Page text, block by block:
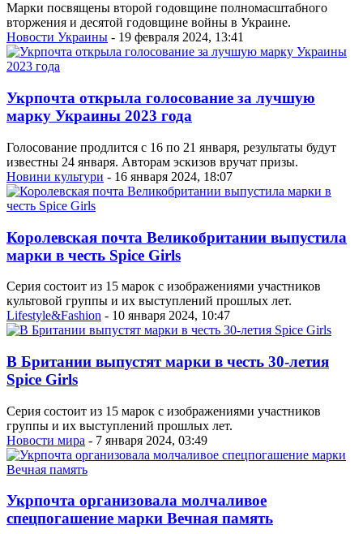
Марки посвящены второй годовщине полномасштабного
вторжения и десятой годовщине войны в Украине.
Новости Украины - 19 февраля 2024, 13:41
Укрпочта открыла голосование за лучшую
марку Украины 2023 года
Голосование продлится с 16 по 21 января, результаты будут
известны 24 января. Авторам эскизов вручат призы.
Новини культури - 16 января 2024, 18:07
Королевская почта Великобритании выпустила
марки в честь Spice Girls
Серия состоит из 15 марок с изображениями участников
культовой группы и их выступлений прошлых лет.
Lifestyle&Fashion - 10 января 2024, 10:47
В Британии выпустят марки в честь 30-летия
Spice Girls
Серия состоит из 15 марок с изображениями участников
группы и их выступлений прошлых лет.
Новости мира - 7 января 2024, 03:49
Укрпочта организовала молчаливое
спецпогашение марки Вечная память